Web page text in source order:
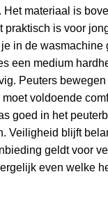
Het materiaal is
praktisch is voor
in de wasmachine
een medium
Peuters
voldoende
goed in het
Veiligheid blijft
geldt voor
even welke